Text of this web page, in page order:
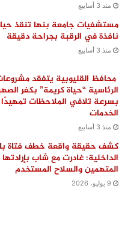
منذ 3 أسابيع
مستشفيات جامعة بنها تنقذ
نافذة في الرقبة بجراحة دقيقة
منذ 3 أسابيع
محافظ القليوبية يتفقد
الرئاسية “حياة كريمة” بكفر
بسرعة تلافي الملاحظات تمهيدًا
الخدمات
منذ 3 أسابيع
كشف حقيقة واقعة خطف فتاة
الداخلية: غادرت مع شاب
المتهمين والسلاح المستخدم
9 يوليو، 2026